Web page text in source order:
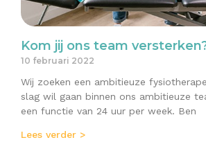
Kom jij ons team
10 februari 2022
Wij zoeken een ambitieuze
slag wil gaan binnen ons ambitieuze
een functie van 24 uur per week. Ben
Lees verder >